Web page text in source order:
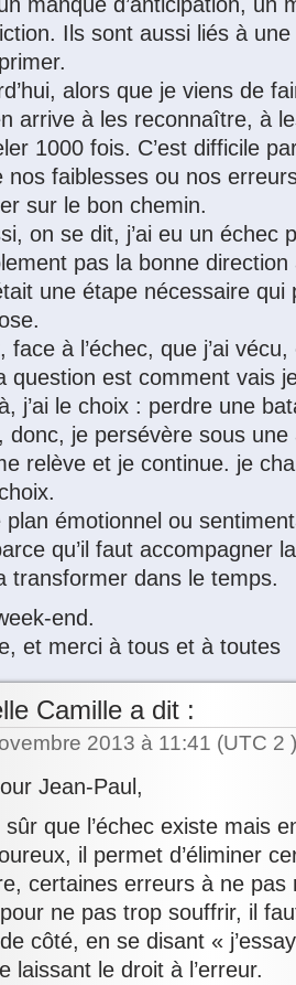
Ils sont aussi liés à une
alors que je viens de
arrive à les reconnaître, à
1000 fois. C’est difficile
nos faiblesses ou nos
sur le bon chemin.
on se dit, j’ai eu un échec
pas la bonne
une étape nécessaire qui
face à l’échec, que j’ai
question est comment vais
j’ai le choix : perdre une
donc, je persévère sous
relève et je continue. je
plan émotionnel ou
qu’il faut accompagner
transformer dans le temps.
end.
et merci à tous et à toutes
Camille a dit :
2013 à 11:41 (UTC 2 )
Jean-Paul,
sûr que l’échec existe mais
il permet d’éliminer
certaines erreurs à ne pas
ne pas trop souffrir, il
côté, en se disant «
laissant le droit à l’erreur.